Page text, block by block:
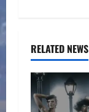
v
i
RELATED NEWS